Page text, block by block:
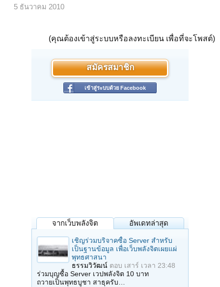
5 ธันวาคม 2010
(คุณต้องเข้าสู่ระบบหรือลงทะเบียน เพื่อที่จะโพสต์)
สมัครสมาชิก
เข้าสู่ระบบด้วย Facebook
จากเว็บพลังจิต อัพเดทล่าสุด
เชิญร่วมบริจาคซื้อ Server สำหรับ
เป็นฐานข้อมูล เพื่อเว็บพลังจิตเผยแผ่
พุทธศาสนา
ธรรมวิวัฒน์ ตอบ เสาร์ เวลา 23:48
ร่วมบุญซื้อ Server เวปพลังจิต 10 บาท
ถวายเป็นพุทธบูชา สาธุครับ…